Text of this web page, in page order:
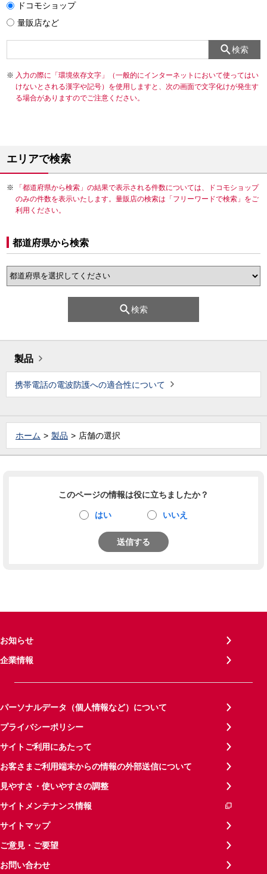
ドコモショップ
量販店など
検索
入力の際に「環境依存文字」（一般的にインターネットにおいて使ってはい
けないとされる漢字や記号）を使用しますと、次の画面で文字化けが発生す
る場合がありますのでご注意ください。
エリアで検索
「都道府県から検索」の結果で表示される件数については、ドコモショップ
のみの件数を表示いたします。量販店の検索は「フリーワードで検索」をご
利用ください。
都道府県から検索
検索
製品
携帯電話の電波防護への適合性について
ホーム 製品 店舗の選択
このページの情報は役に立ちましたか？
はい いいえ
送信する
お知らせ
企業情報
パーソナルデータ（個人情報など）について
プライバシーポリシー
サイトご利用にあたって
お客さまご利用端末からの情報の外部送信について
見やすさ・使いやすさの調整
サイトメンテナンス情報
サイトマップ
ご意見・ご要望
お問い合わせ